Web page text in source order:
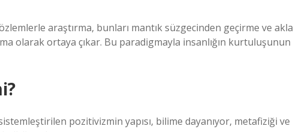
araştırma, bunları mantık süzgecinden geçirme ve akla
olarak ortaya çıkar. Bu paradigmayla insanlığın kurtuluşunun
pozitivizmin yapısı, bilime dayanıyor, metafiziği ve